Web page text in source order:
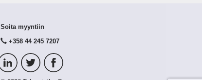
Soita myyntiin
+358 44 245 7207